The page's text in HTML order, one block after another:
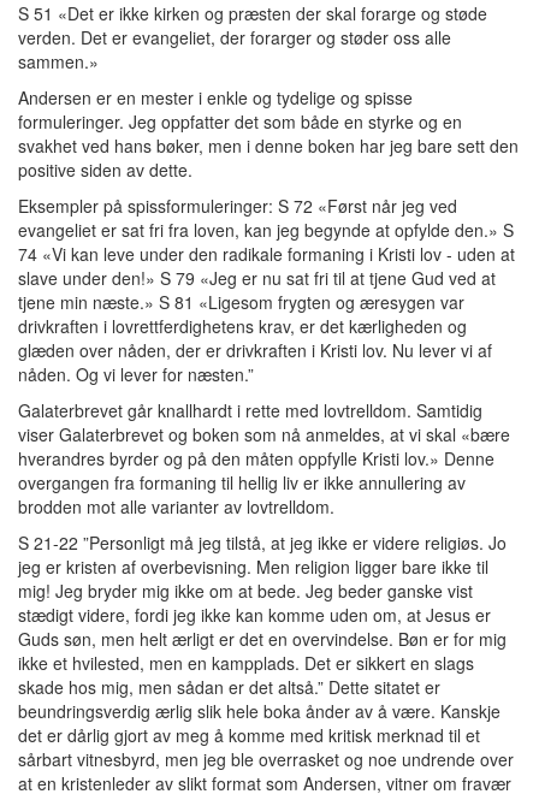
S 51 «Det er ikke kirken og præsten der skal forarge og støde
verden. Det er evangeliet, der forarger og støder oss alle
sammen.»
Andersen er en mester i enkle og tydelige og spisse
formuleringer. Jeg oppfatter det som både en styrke og en
svakhet ved hans bøker, men i denne boken har jeg bare sett den
positive siden av dette.
Eksempler på spissformuleringer: S 72 «Først når jeg ved
evangeliet er sat fri fra loven, kan jeg begynde at opfylde den.» S
74 «Vi kan leve under den radikale formaning i Kristi lov - uden at
slave under den!» S 79 «Jeg er nu sat fri til at tjene Gud ved at
tjene min næste.» S 81 «Ligesom frygten og æresygen var
drivkraften i lovrettferdighetens krav, er det kærligheden og
glæden over nåden, der er drivkraften i Kristi lov. Nu lever vi af
nåden. Og vi lever for næsten.”
Galaterbrevet går knallhardt i rette med lovtrelldom. Samtidig
viser Galaterbrevet og boken som nå anmeldes, at vi skal «bære
hverandres byrder og på den måten oppfylle Kristi lov.» Denne
overgangen fra formaning til hellig liv er ikke annullering av
brodden mot alle varianter av lovtrelldom.
S 21-22 ”Personligt må jeg tilstå, at jeg ikke er videre religiøs. Jo
jeg er kristen af overbevisning. Men religion ligger bare ikke til
mig! Jeg bryder mig ikke om at bede. Jeg beder ganske vist
stædigt videre, fordi jeg ikke kan komme uden om, at Jesus er
Guds søn, men helt ærligt er det en overvindelse. Bøn er for mig
ikke et hvilested, men en kampplads. Det er sikkert en slags
skade hos mig, men sådan er det altså.” Dette sitatet er
beundringsverdig ærlig slik hele boka ånder av å være. Kanskje
det er dårlig gjort av meg å komme med kritisk merknad til et
sårbart vitnesbyrd, men jeg ble overrasket og noe undrende over
at en kristenleder av slikt format som Andersen, vitner om fravær